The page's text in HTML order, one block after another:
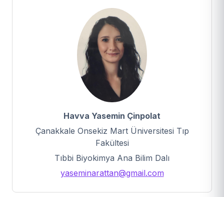
Havva Yasemin Çinpolat
Çanakkale Onsekiz Mart Üniversitesi Tıp
Fakültesi
Tıbbi Biyokimya Ana Bilim Dalı
yaseminarattan@gmail.com